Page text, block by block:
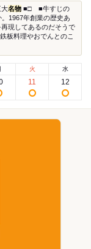
大名物 ■□ ■牛すじの
1967年創業の歴史あ
現してあるのだそうで
板料理やおでんとのこ
火
11
水
12